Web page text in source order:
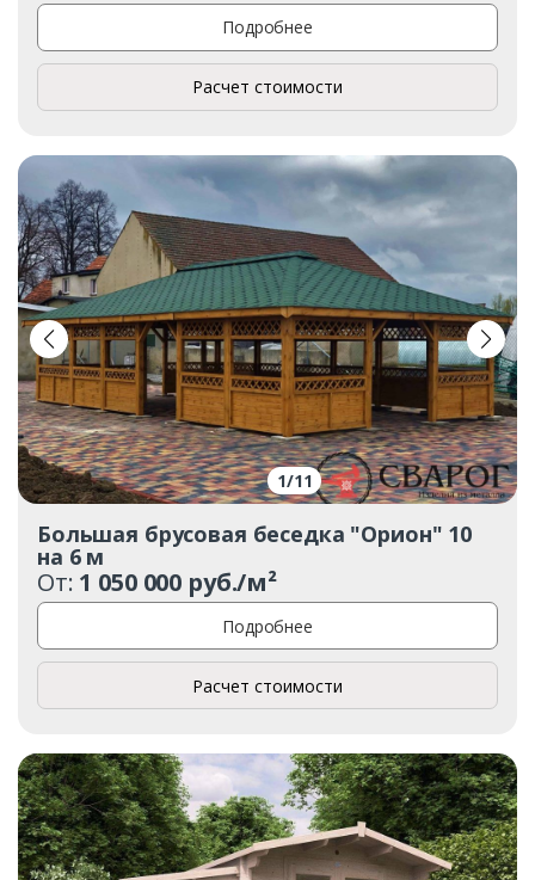
Подробнее
Расчет стоимости
1/11
Большая брусовая беседка "Орион" 10
на 6 м
От: 1 050 000 руб./м²
Подробнее
Расчет стоимости